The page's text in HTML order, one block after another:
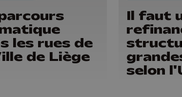
les rues de
de Liège
Il faut
selon